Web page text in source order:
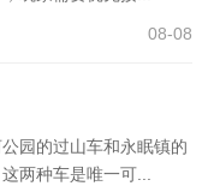
08-08
园的过山车和永眠镇的
两种车是唯一可...